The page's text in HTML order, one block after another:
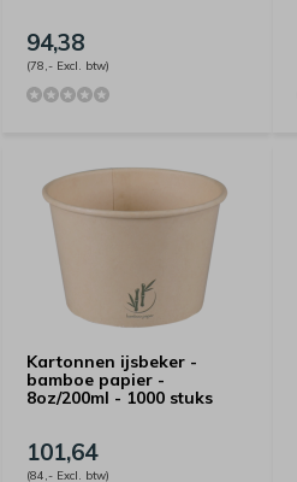
94,38
(78,- Excl. btw)
Kartonnen ijsbeker -
bamboe papier -
8oz/200ml - 1000 stuks
101,64
(84,- Excl. btw)